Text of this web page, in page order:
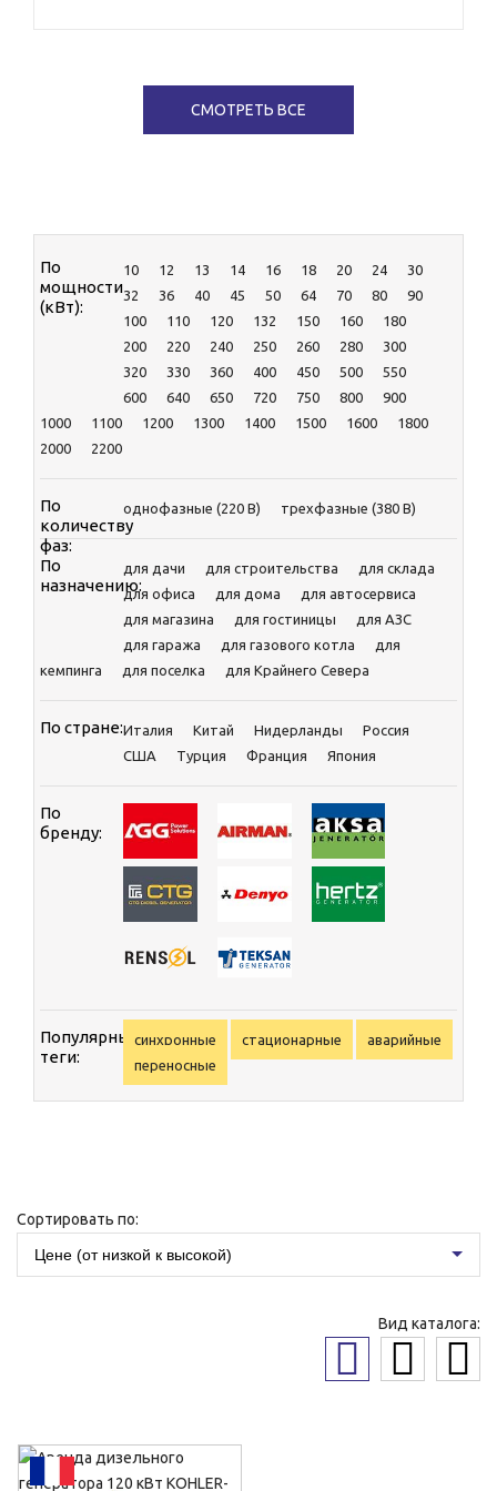
MOTOR
TEKSAN
TOYO
СМОТРЕТЬ ВСЕ
По
мощности
(кВт):
10 12 13 14 16 18 20 24
30
32
36 40 45 50 64 70 80
90
100
110 120 132 150 160
180
200
220 240 250 260 280
300
320
330 360 400 450 500
550
600
640 650 720 750 800
900
1000
1100 1200 1300 1400 1500 1600
1800
2000
2200
По
количеству
фаз:
однофазные (220 В) трехфазные (380 В)
По
назначению:
для дачи для строительства
для склада
для офиса
для дома
для автосервиса
для магазина
для гостиницы
для АЗС
для гаража
для газового котла
для
кемпинга
для поселка для Крайнего Севера
По стране:Италия Китай Нидерланды
Россия
CША
Турция Франция Япония
По
бренду:
Популярные
теги:
синхронные стационарные
аварийные
переносные
Сортировать по:
Цене (от низкой к высокой)
Вид каталога: